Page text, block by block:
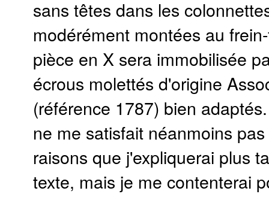
sans têtes dans les
modérément montées au
pièce en X sera immobilisée
écrous molettés d'origine
(référence 1787) bien
ne me satisfait néanmoins
raisons que j'expliquerai plus
texte, mais je me contenterai